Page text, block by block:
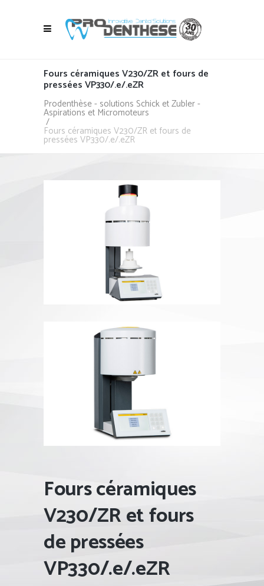
Fours céramiques V230/ZR et fours de
pressées VP330/.e/.eZR
Prodenthèse - solutions Schick et Zubler -
Aspirations et Micromoteurs
/
Fours céramiques V230/ZR et fours de
pressées VP330/.e/.eZR
Fours céramiques
V230/ZR et fours
de pressées
VP330/.e/.eZR